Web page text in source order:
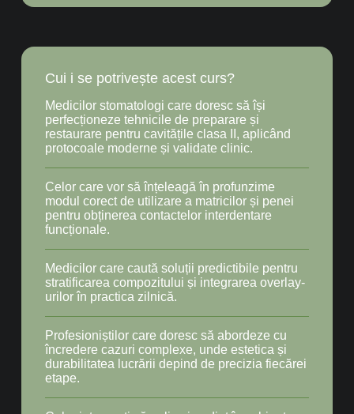
Cui i se potrivește acest curs?
Medicilor stomatologi care doresc să își
perfecționeze tehnicile de preparare și
restaurare pentru cavitățile clasa II, aplicând
protocoale moderne și validate clinic.
Celor care vor să înțeleagă în profunzime
modul corect de utilizare a matricilor și penei
pentru obținerea contactelor interdentare
funcționale.
Medicilor care caută soluții predictibile pentru
stratificarea compozitului și integrarea overlay-
urilor în practica zilnică.
Profesioniștilor care doresc să abordeze cu
încredere cazuri complexe, unde estetica și
durabilitatea lucrării depind de precizia fiecărei
etape.